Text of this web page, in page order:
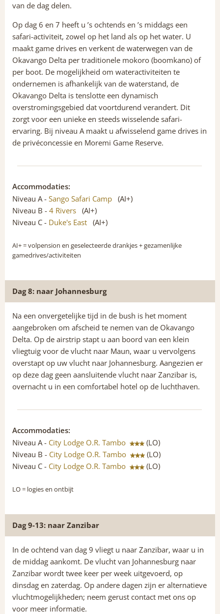
van de dag delen.
Op dag 6 en 7 heeft u ’s ochtends en ’s middags een
safari-activiteit, zowel op het land als op het water. U
maakt game drives en verkent de waterwegen van de
Okavango Delta per traditionele mokoro (boomkano) of
per boot. De mogelijkheid om wateractiviteiten te
ondernemen is afhankelijk van de waterstand, de
Okavango Delta is tenslotte een dynamisch
overstromingsgebied dat voortdurend verandert. Dit
zorgt voor een unieke en steeds wisselende safari-
ervaring. Bij niveau A maakt u afwisselend game drives in
de privéconcessie en Moremi Game Reserve.
Accommodaties:
Niveau A - Sango Safari Camp (AI+)
Niveau B - 4 Rivers (AI+)
Niveau C - Duke's East (AI+)
AI+= volpension en geselecteerde drankjes + gezamenlijke
gamedrives/activiteiten
Dag 8: naar Johannesburg
Na een onvergetelijke tijd in de bush is het moment
aangebroken om afscheid te nemen van de Okavango
Delta. Op de airstrip stapt u aan boord van een klein
vliegtuig voor de vlucht naar Maun, waar u vervolgens
overstapt op uw vlucht naar Johannesburg. Aangezien er
op deze dag geen aansluitende vlucht naar Zanzibar is,
overnacht u in een comfortabel hotel op de luchthaven.
Accommodaties:
Niveau A - City Lodge O.R. Tambo
(LO)
Niveau B - City Lodge O.R. Tambo
(LO)
Niveau C - City Lodge O.R. Tambo (LO)
LO= logies en ontbijt
Dag 9-13: naar Zanzibar
In de ochtend van dag 9 vliegt u naar Zanzibar, waar u in
de middag aankomt. De vlucht van Johannesburg naar
Zanzibar wordt twee keer per week uitgevoerd, op
dinsdag en zaterdag. Op andere dagen zijn er alternatieve
vluchtmogelijkheden; neem gerust contact met ons op
voor meer informatie.